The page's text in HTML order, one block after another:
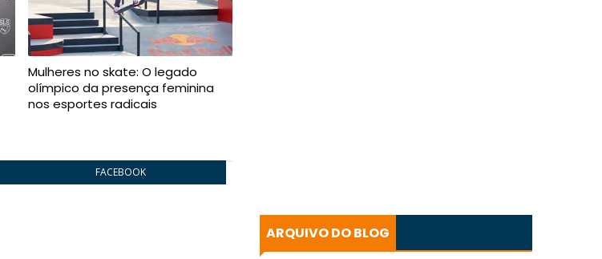
Mulheres no skate: O legado
olímpico da presença feminina
nos esportes radicais
FACEBOOK
ARQUIVO DO BLOG